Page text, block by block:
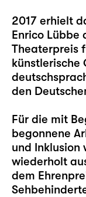
2017 erhielt
Enrico Lübbe
Theaterpreis
künstlerische
den
Für die mit
begonnene
und Inklusion
wiederholt
dem